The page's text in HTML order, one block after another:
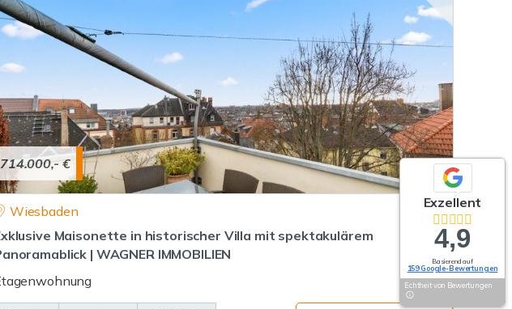
714.000,- €
Wiesbaden
Maisonette in historischer Villa mit spektakulärem
| WAGNER IMMOBILIEN
Exzellent
4,9
Basierend auf
159 Google-Bewertungen
Echtheit von Bewertungen